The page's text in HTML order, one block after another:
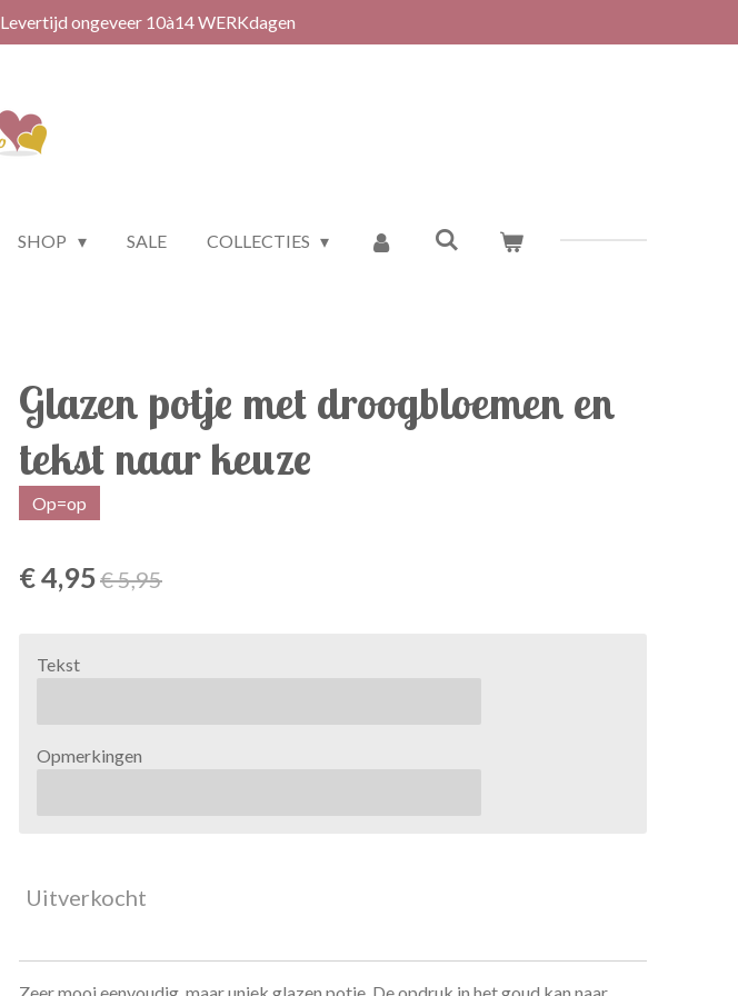
Levertijd ongeveer 10à14 WERKdagen
SHOP SALE COLLECTIES
Glazen potje met droogbloemen en
tekst naar keuze
Op=op
€ 4,95€ 5,95
Tekst
Opmerkingen
Uitverkocht